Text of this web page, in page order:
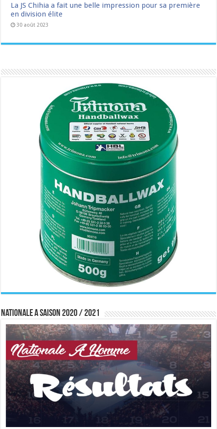
La JS Chihia a fait une belle impression pour sa première
en division élite
30 août 2023
Nationale A saison 2020 / 2021